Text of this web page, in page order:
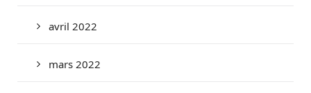
avril 2022
mars 2022